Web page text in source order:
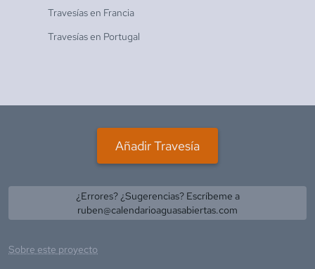
Travesías en Francia
Travesías en Portugal
Añadir Travesía
¿Errores? ¿Sugerencias? Escríbeme a
ruben@calendarioaguasabiertas.com
Sobre este proyecto